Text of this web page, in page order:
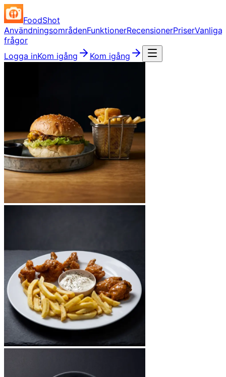
FoodShot
AnvändningsområdenFunktionerRecensionerPriserVanliga
frågor
Logga inKom igång Kom igång